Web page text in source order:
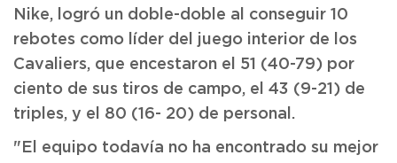
Nike, logró un doble-doble al conseguir 10
rebotes como líder del juego interior de los
Cavaliers, que encestaron el 51 (40-79) por
ciento de sus tiros de campo, el 43 (9-21) de
triples, y el 80 (16- 20) de personal.
"El equipo todavía no ha encontrado su mejor